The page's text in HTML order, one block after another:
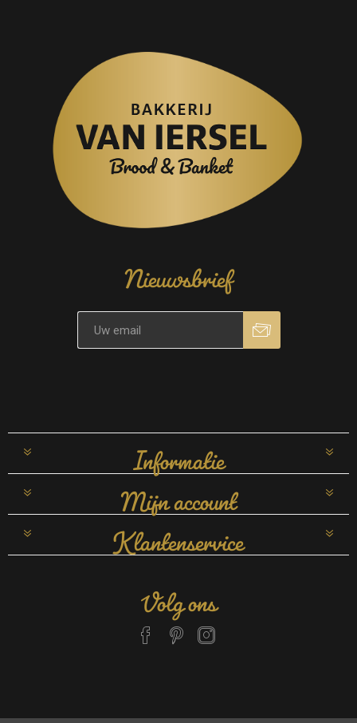
Nieuwsbrief
Informatie
Mijn account
Klantenservice
Volg ons